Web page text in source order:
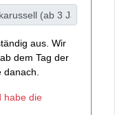
aus. Wir
dem Tag der
danach.
habe die